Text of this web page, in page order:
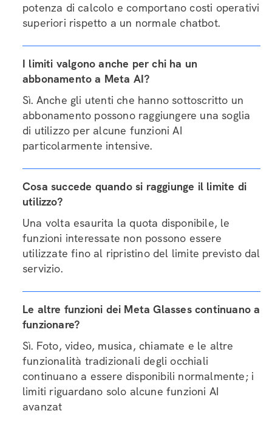
potenza di calcolo e comportano costi operativi
superiori rispetto a un normale chatbot.
I limiti valgono anche per chi ha un
abbonamento a Meta AI?
Sì. Anche gli utenti che hanno sottoscritto un
abbonamento possono raggiungere una soglia
di utilizzo per alcune funzioni AI
particolarmente intensive.
Cosa succede quando si raggiunge il limite di
utilizzo?
Una volta esaurita la quota disponibile, le
funzioni interessate non possono essere
utilizzate fino al ripristino del limite previsto dal
servizio.
Le altre funzioni dei Meta Glasses continuano a
funzionare?
Sì. Foto, video, musica, chiamate e le altre
funzionalità tradizionali degli occhiali
continuano a essere disponibili normalmente; i
limiti riguardano solo alcune funzioni AI
avanzat